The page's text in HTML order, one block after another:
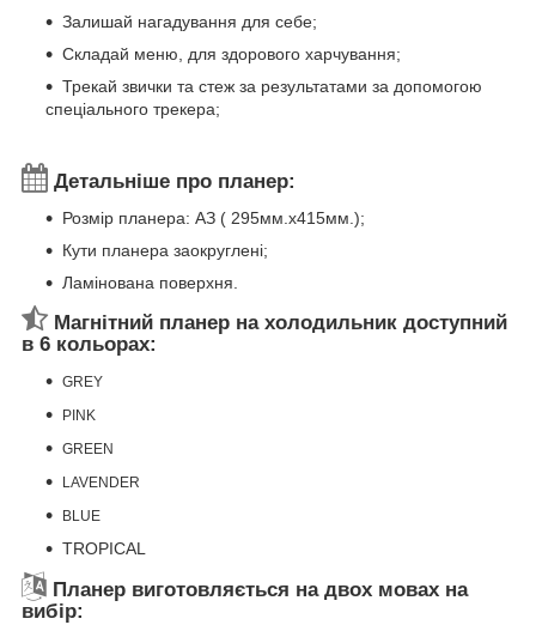
Залишай нагадування для себе;
Складай меню, для здорового харчування;
Трекай звички та стеж за результатами за допомогою
спеціального трекера;
Детальніше про планер:
Розмір планера: АЗ ( 295мм.х415мм.);
Кути планера заокруглені;
Ламінована поверхня.
Магнітний планер на холодильник доступний
в 6 кольорах:
GREY
PINK
GREEN
LAVENDER
BLUE
TROPICAL
Планер виготовляється на двох мовах на
вибір: